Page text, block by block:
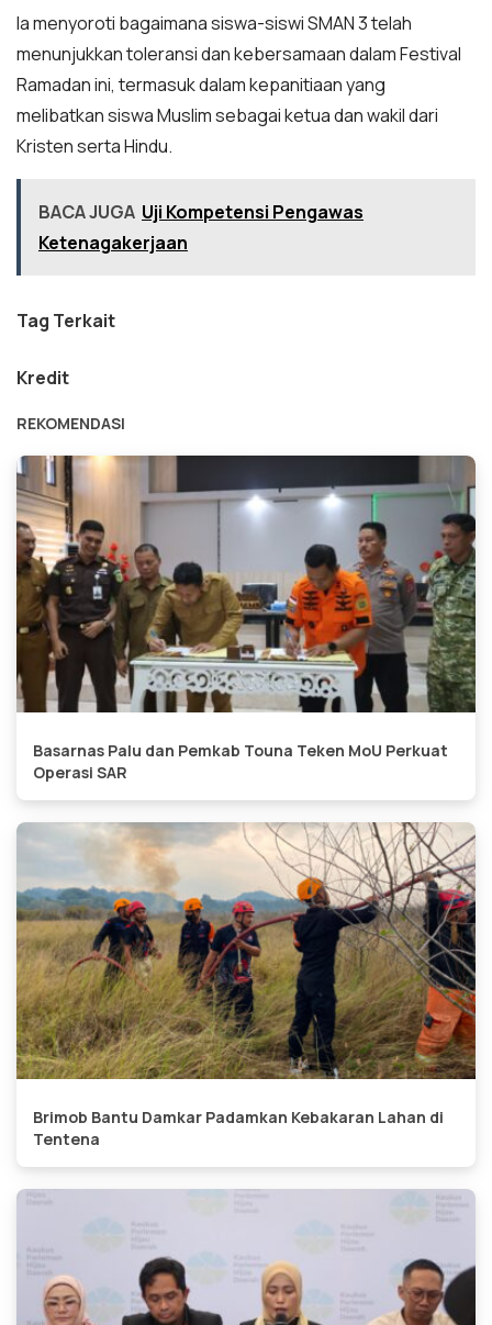
Ia menyoroti bagaimana siswa-siswi SMAN 3 telah
menunjukkan toleransi dan kebersamaan dalam Festival
Ramadan ini, termasuk dalam kepanitiaan yang
melibatkan siswa Muslim sebagai ketua dan wakil dari
Kristen serta Hindu.
BACA JUGA Uji Kompetensi Pengawas
Ketenagakerjaan
Tag Terkait
Kredit
REKOMENDASI
Basarnas Palu dan Pemkab Touna Teken MoU Perkuat
Operasi SAR
Brimob Bantu Damkar Padamkan Kebakaran Lahan di
Tentena